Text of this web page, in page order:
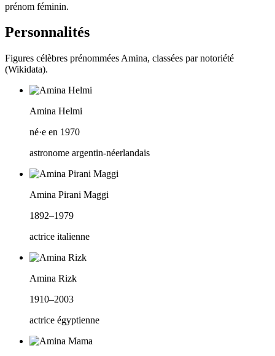
prénom féminin.
Personnalités
Figures célèbres prénommées Amina, classées par notoriété
(Wikidata).
Amina Helmi
né·e en 1970
astronome argentin-néerlandais
Amina Pirani Maggi
1892–1979
actrice italienne
Amina Rizk
1910–2003
actrice égyptienne